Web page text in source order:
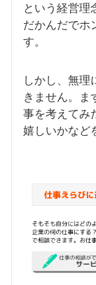
という経営理
だかんだでホ
す。
しかし、無理
きません。ま
事を考えてみ
嬉しいかなど